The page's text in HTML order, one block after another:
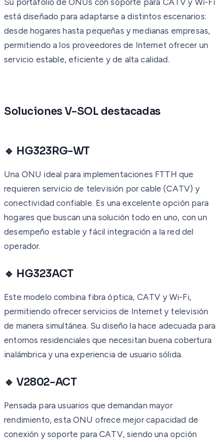
está diseñado para adaptarse a distintos escenarios:
desde hogares hasta pequeñas y medianas empresas,
permitiendo a los proveedores de Internet ofrecer un
servicio estable, eficiente y de alta calidad.
Soluciones V-SOL destacadas
🔹 HG323RG-WT
Una ONU ideal para implementaciones FTTH que
requieren servicio de televisión por cable (CATV) y
conectividad confiable. Es una excelente opción para
hogares que buscan una solución todo en uno, con un
desempeño estable y fácil integración a la red del
operador.
🔹 HG323ACT
Este modelo combina fibra óptica, CATV y Wi-Fi,
permitiendo ofrecer servicios de Internet y televisión
de manera simultánea. Su diseño la hace adecuada para
entornos residenciales que necesitan buena cobertura
inalámbrica y una experiencia de usuario sólida.
🔹 V2802-ACT
Pensada para usuarios que demandan mayor
rendimiento, esta ONU ofrece mejor capacidad de
conexión y soporte para CATV, siendo una opción